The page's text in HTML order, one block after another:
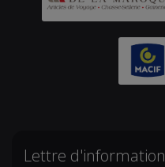
Lettre d'information